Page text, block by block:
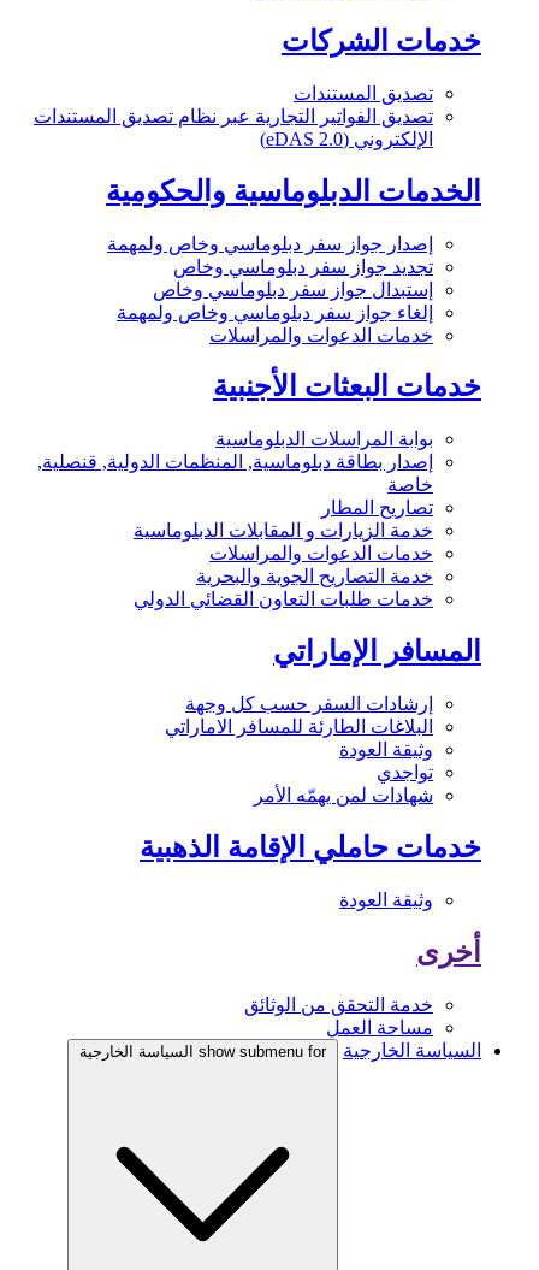
خدمات الشركات
تصديق المستندات
تصديق الفواتير التجارية عبر نظام تصديق المستندات
الإلكتروني (eDAS 2.0)
الخدمات الدبلوماسية والحكومية
إصدار جواز سفر دبلوماسي وخاص ولمهمة
تجديد جواز سفر دبلوماسي وخاص
إستبدال جواز سفر دبلوماسي وخاص
إلغاء جواز سفر دبلوماسي وخاص ولمهمة
خدمات الدعوات والمراسلات
خدمات البعثات الأجنبية
بوابة المراسلات الدبلوماسية
إصدار بطاقة دبلوماسية, المنظمات الدولية, قنصلية,
خاصة
تصاريح المطار
خدمة الزيارات و المقابلات الدبلوماسية
خدمات الدعوات والمراسلات
خدمة التصاريح الجوية والبحرية
خدمات طلبات التعاون القضائي الدولي
المسافر الإماراتي
إرشادات السفر حسب كل وجهة
البلاغات الطارئة للمسافر الاماراتي
وثيقة العودة
تواجدي
شهادات لمن يهمّه الأمر
خدمات حاملي الإقامة الذهبية
وثيقة العودة
أخرى
خدمة التحقق من الوثائق
مساحة العمل
السياسة الخارجية
show submenu for السياسة الخارجية